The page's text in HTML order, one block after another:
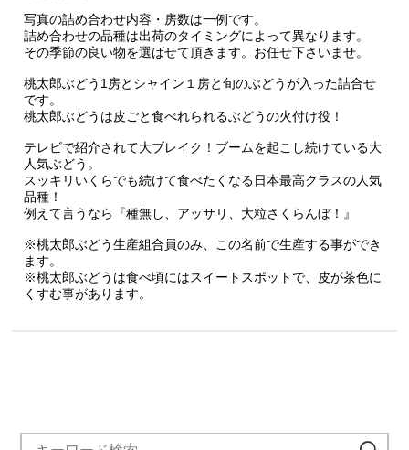
写真の詰め合わせ内容・房数は一例です。
詰め合わせの品種は出荷のタイミングによって異なります。
その季節の良い物を選ばせて頂きます。お任せ下さいませ。
桃太郎ぶどう1房とシャイン１房と旬のぶどうが入った詰合せ
です。
桃太郎ぶどうは皮ごと食べれられるぶどうの火付け役！
テレビで紹介されて大ブレイク！ブームを起こし続けている大
人気ぶどう。
スッキリいくらでも続けて食べたくなる日本最高クラスの人気
品種！
例えて言うなら『種無し、アッサリ、大粒さくらんぼ！』
※桃太郎ぶどう生産組合員のみ、この名前で生産する事ができ
ます。
※桃太郎ぶどうは食べ頃にはスイートスポットで、皮が茶色に
くすむ事があります。